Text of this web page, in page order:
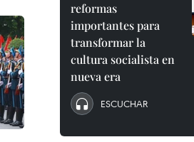
reformas
importantes para
transformar la
cultura socialista en
nueva era
ESCUCHAR